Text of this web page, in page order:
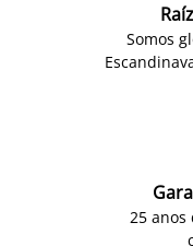
Somos
25 anos